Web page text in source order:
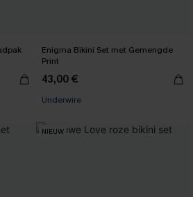
Enigma Bikini Set met Gemengde
Print
43,00 €
Underwire
NIEUW